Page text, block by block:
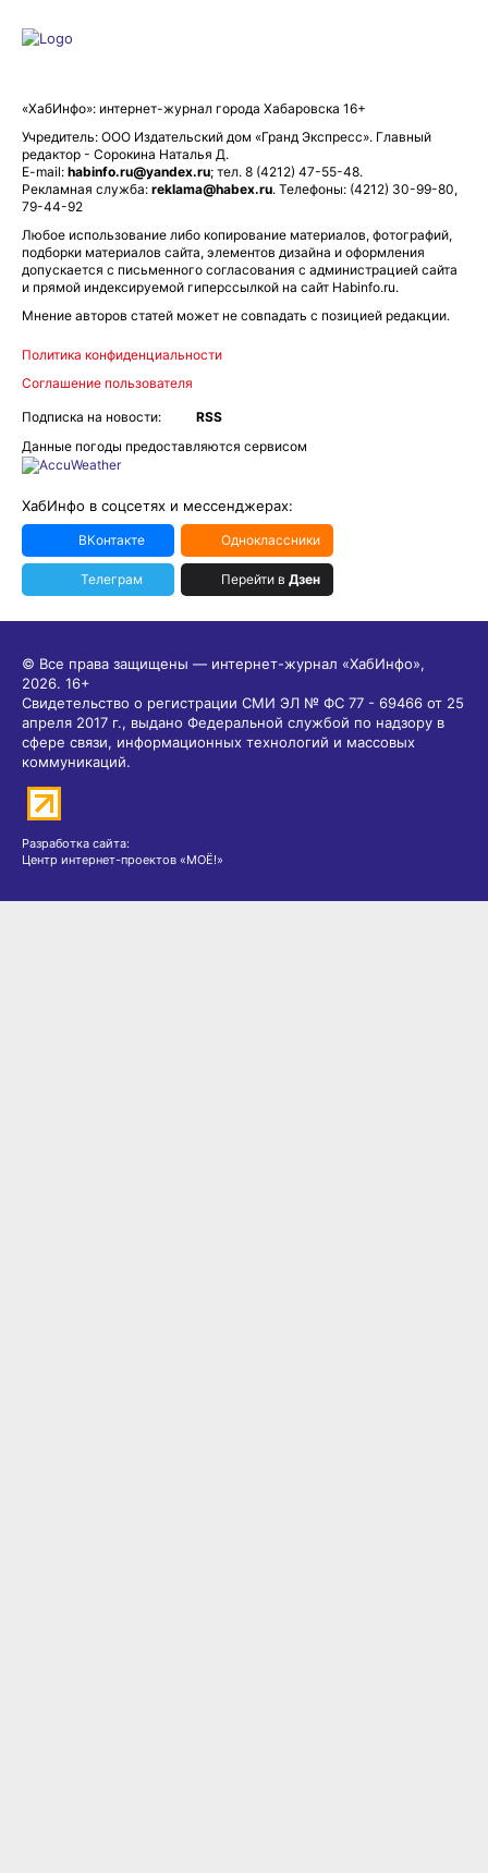
«ХабИнфо»: интернет-журнал города Хабаровска 16+
Учредитель: ООО Издательский дом «Гранд Экспресс». Главный
редактор - Сорокина Наталья Д.
E-mail: habinfo.ru@yandex.ru; тел. 8 (4212) 47-55-48.
Рекламная служба: reklama@habex.ru. Телефоны: (4212) 30-99-80,
79-44-92
Любое использование либо копирование материалов, фотографий,
подборки материалов сайта, элементов дизайна и оформления
допускается с письменного согласования с администрацией сайта
и прямой индексируемой гиперссылкой на сайт Habinfo.ru.
Мнение авторов статей может не совпадать с позицией редакции.
Политика конфиденциальности
Соглашение пользователя
Подписка на новости:
RSS
Данные погоды предоставляются сервисом
ХабИнфо в соцсетях и мессенджерах:
ВКонтакте Одноклассники
Телеграм Перейти в Дзен
© Все права защищены — интернет-журнал «ХабИнфо»,
2026. 16+
Свидетельство о регистрации СМИ ЭЛ № ФС 77 - 69466 от 25
апреля 2017 г., выдано Федеральной службой по надзору в
сфере связи, информационных технологий и массовых
коммуникаций.
Разработка сайта:
Центр интернет-проектов «МОЁ!»